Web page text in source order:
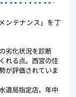
ンテナンス」を丁
劣化状況を診断
れる点。西宮の住
が評価されていま
道局指定店、年中